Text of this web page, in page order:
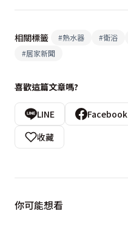
相關標籤 #熱水器 #衛浴
#居家新聞
喜歡這篇文章嗎?
LINE Facebook
收藏
你可能想看